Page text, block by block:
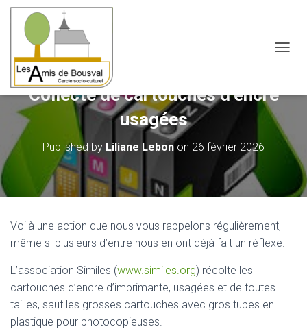
Collecte de cartouches d’encre
usagées
Published by Liliane Lebon on 26 février 2026
Voilà une action que nous vous rappelons régulièrement,
même si plusieurs d’entre nous en ont déjà fait un réflexe.
L’association Similes (www.similes.org) récolte les
cartouches d’encre d’imprimante, usagées et de toutes
tailles, sauf les grosses cartouches avec gros tubes en
plastique pour photocopieuses.